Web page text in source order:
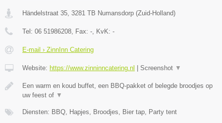
Händelstraat 35 3281 TB Numansdorp (Zuid-Holland)
Tel: 06 51986208 , Fax: - , KvK: -
E-mail › ZinnInn Catering
Website: https://www.zinninncatering.nl Screenshot ▼
Een warm en koud buffet, een BBQ-pakket of belegde broodjes op
uw feest of ▼
Diensten: BBQ, Hapjes, Broodjes, Bier tap, Party tent